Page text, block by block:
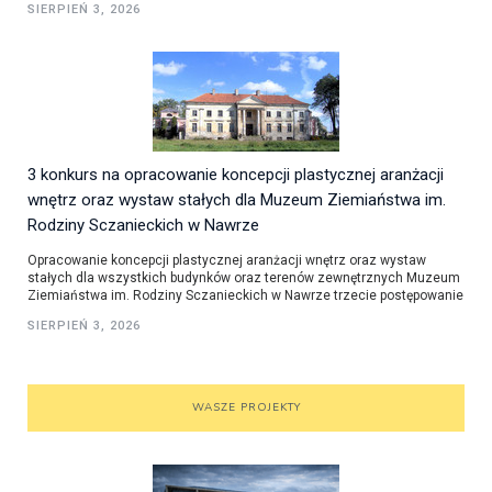
SIERPIEŃ 3, 2026
3 konkurs na opracowanie koncepcji plastycznej aranżacji
wnętrz oraz wystaw stałych dla Muzeum Ziemiaństwa im.
Rodziny Sczanieckich w Nawrze
Opracowanie koncepcji plastycznej aranżacji wnętrz oraz wystaw
stałych dla wszystkich budynków oraz terenów zewnętrznych Muzeum
Ziemiaństwa im. Rodziny Sczanieckich w Nawrze trzecie postępowanie
SIERPIEŃ 3, 2026
WASZE PROJEKTY